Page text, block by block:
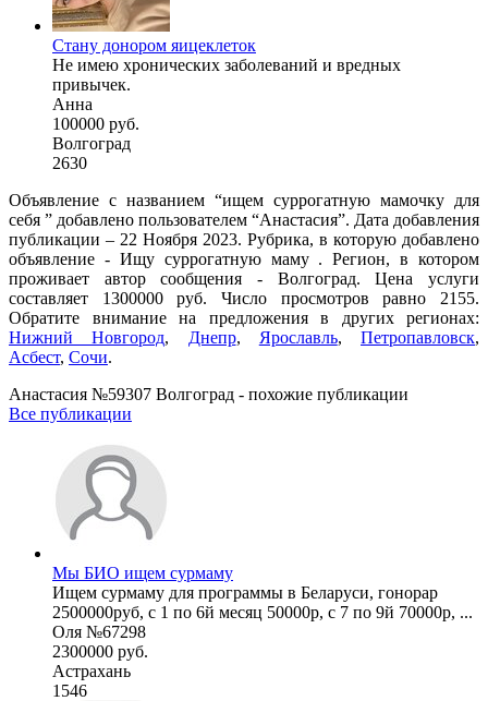
Стану донором яицеклеток
Не имею хронических заболеваний и вредных
привычек.
Анна
100000 руб.
Волгоград
2630
Объявление с названием “ищем суррогатную мамочку для
себя ” добавлено пользователем “Анастасия”. Дата добавления
публикации – 22 Ноября 2023. Рубрика, в которую добавлено
объявление - Ищу суррогатную маму . Регион, в котором
проживает автор сообщения - Волгоград. Цена услуги
составляет 1300000 руб. Число просмотров равно 2155.
Обратите внимание на предложения в других регионах:
Нижний Новгород, Днепр, Ярославль, Петропавловск,
Асбест, Сочи.
Анастасия №59307 Волгоград - похожие публикации
Все публикации
Мы БИО ищем сурмаму
Ищем сурмаму для программы в Беларуси, гонорар
2500000руб, с 1 по 6й месяц 50000р, с 7 по 9й 70000р, ...
Оля №67298
2300000 руб.
Астрахань
1546